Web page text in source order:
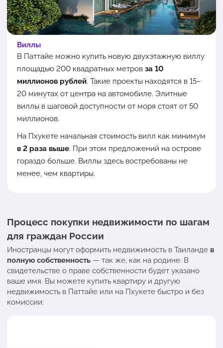
Виллы
В Паттайе можно купить новую двухэтажную виллу
площадью 200 квадратных метров за 10
миллионов рублей. Такие проекты находятся в 15–
20 минутах от центра на автомобиле. Элитные
виллы в шаговой доступности от моря стоят от 50
миллионов.
На Пхукете начальная стоимость вилл как минимум
в 2 раза выше. При этом предложений на острове
гораздо больше. Виллы здесь востребованы не
менее, чем квартиры.
Процесс покупки недвижимости по шагам
для граждан России
Иностранцы могут оформить недвижимость в Таиланде в
полную собственность — так же, как на родине. В
свидетельстве о праве собственности будет указано
ваше имя. Вы можете купить квартиру и другую
недвижимость в Паттайе или на Пхукете быстро и без
комиссии: